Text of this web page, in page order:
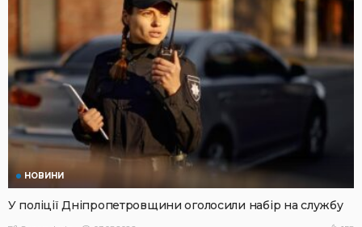
НОВИНИ
У поліції Дніпропетровщини оголосили набір на службу